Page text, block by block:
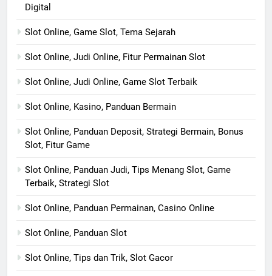
Digital
Slot Online, Game Slot, Tema Sejarah
Slot Online, Judi Online, Fitur Permainan Slot
Slot Online, Judi Online, Game Slot Terbaik
Slot Online, Kasino, Panduan Bermain
Slot Online, Panduan Deposit, Strategi Bermain, Bonus
Slot, Fitur Game
Slot Online, Panduan Judi, Tips Menang Slot, Game
Terbaik, Strategi Slot
Slot Online, Panduan Permainan, Casino Online
Slot Online, Panduan Slot
Slot Online, Tips dan Trik, Slot Gacor